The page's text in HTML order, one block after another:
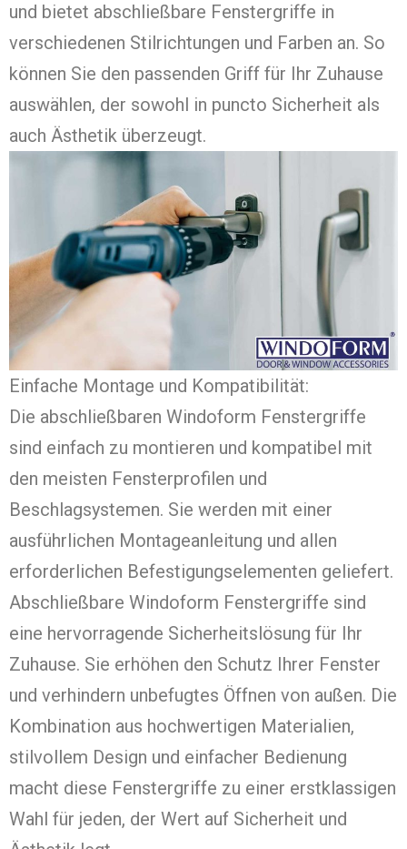
und bietet abschließbare Fenstergriffe in
verschiedenen Stilrichtungen und Farben an. So
können Sie den passenden Griff für Ihr Zuhause
auswählen, der sowohl in puncto Sicherheit als
auch Ästhetik überzeugt.
Einfache Montage und Kompatibilität:
Die abschließbaren Windoform Fenstergriffe
sind einfach zu montieren und kompatibel mit
den meisten Fensterprofilen und
Beschlagsystemen. Sie werden mit einer
ausführlichen Montageanleitung und allen
erforderlichen Befestigungselementen geliefert.
Abschließbare Windoform Fenstergriffe sind
eine hervorragende Sicherheitslösung für Ihr
Zuhause. Sie erhöhen den Schutz Ihrer Fenster
und verhindern unbefugtes Öffnen von außen. Die
Kombination aus hochwertigen Materialien,
stilvollem Design und einfacher Bedienung
macht diese Fenstergriffe zu einer erstklassigen
Wahl für jeden, der Wert auf Sicherheit und